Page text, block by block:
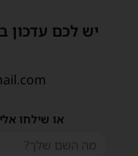
יש לכם עדכון
או שילחו